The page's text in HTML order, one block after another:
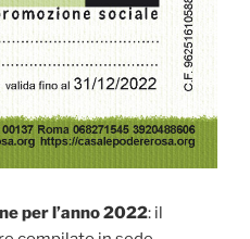
per l’anno 2022: il